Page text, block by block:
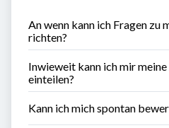
An wenn kann ich Fragen zu
richten?
Inwieweit kann ich mir
einteilen?
Kann ich mich spontan